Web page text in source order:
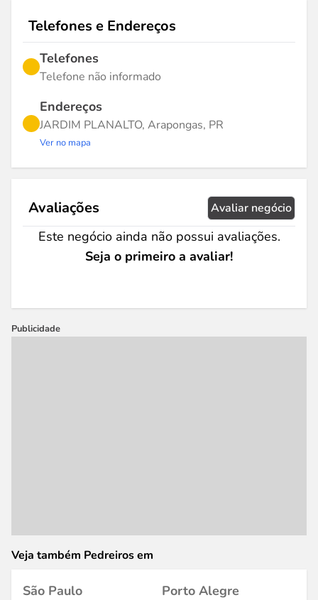
Telefones e Endereços
Telefones
Telefone não informado
Endereços
JARDIM PLANALTO, Arapongas, PR
Ver no mapa
Avaliações Avaliar negócio
Este negócio ainda não possui avaliações.
Seja o primeiro a avaliar!
Publicidade
Veja também Pedreiros em
São Paulo
Porto Alegre